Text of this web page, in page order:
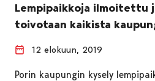
Lempipaikkoja ilmoitettu
toivotaan kaikista
12 elokuun, 2019
Porin kaupungin kysely